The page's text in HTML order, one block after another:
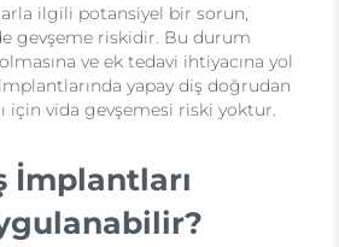
ilgili potansiyel bir sorun,
gevşeme riskidir. Bu durum
ve ek tedavi ihtiyacına yol
yapay diş doğrudan
için vida gevşemesi riski yoktur.
İmplantları